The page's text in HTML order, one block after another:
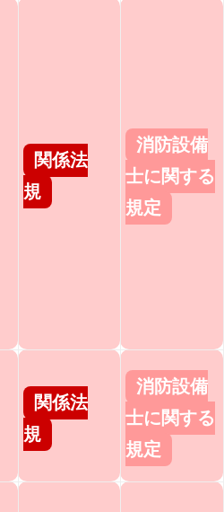
関係法
規
消防設備
士に関する
規定
関係法
規
消防設備
士に関する
規定